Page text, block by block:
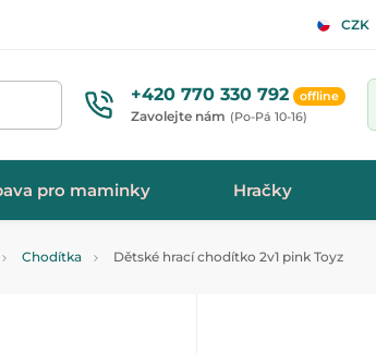
CZK
+420 770 330 792 offline
Zavolejte nám (Po-Pá 10-16)
pro maminky Hračky
Chodítka Dětské hrací chodítko 2v1 pink Toyz